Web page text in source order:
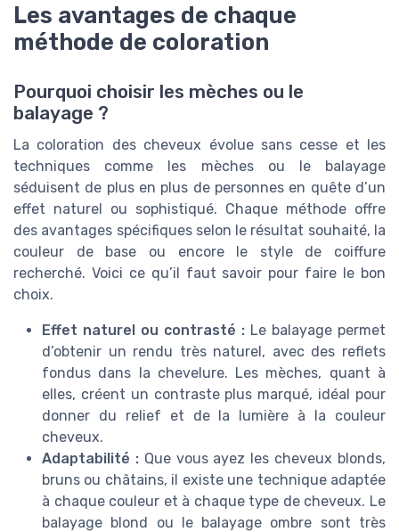
Les avantages de chaque
méthode de coloration
Pourquoi choisir les mèches ou le
balayage ?
La coloration des cheveux évolue sans cesse et les
techniques comme les mèches ou le balayage
séduisent de plus en plus de personnes en quête d’un
effet naturel ou sophistiqué. Chaque méthode offre
des avantages spécifiques selon le résultat souhaité, la
couleur de base ou encore le style de coiffure
recherché. Voici ce qu’il faut savoir pour faire le bon
choix.
Effet naturel ou contrasté : Le balayage permet
d’obtenir un rendu très naturel, avec des reflets
fondus dans la chevelure. Les mèches, quant à
elles, créent un contraste plus marqué, idéal pour
donner du relief et de la lumière à la couleur
cheveux.
Adaptabilité :Que vous ayez les cheveux blonds,
bruns ou châtains, il existe une technique adaptée
à chaque couleur et à chaque type de cheveux. Le
balayage blond ou le balayage ombre sont très